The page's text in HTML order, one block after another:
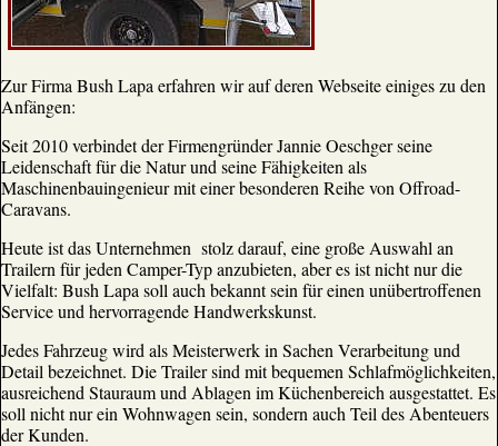
Zur Firma Bush Lapa erfahren wir auf deren Webseite einiges zu den
Anfängen:
Seit 2010 verbindet der Firmengründer Jannie Oeschger seine
Leidenschaft für die Natur und seine Fähigkeiten als
Maschinenbauingenieur mit einer besonderen Reihe von Offroad-
Caravans.
Heute ist das Unternehmen stolz darauf, eine große Auswahl an
Trailern für jeden Camper-Typ anzubieten, aber es ist nicht nur die
Vielfalt: Bush Lapa soll auch bekannt sein für einen unübertroffenen
Service und hervorragende Handwerkskunst.
Jedes Fahrzeug wird als Meisterwerk in Sachen Verarbeitung und
Detail bezeichnet. Die Trailer sind mit bequemen Schlafmöglichkeiten,
ausreichend Stauraum und Ablagen im Küchenbereich ausgestattet. Es
soll nicht nur ein Wohnwagen sein, sondern auch Teil des Abenteuers
der Kunden.